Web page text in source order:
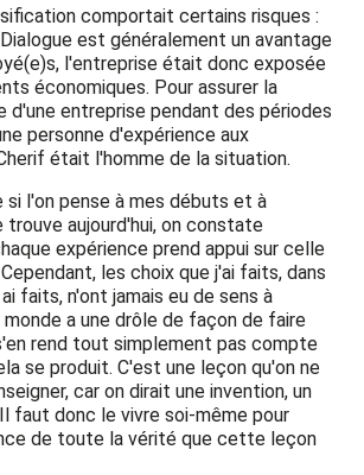
comportait certains risques :
est généralement un avantage
l'entreprise était donc exposée
économiques. Pour assurer la
d'une entreprise pendant des périodes
personne d'expérience aux
était l'homme de la situation.
si l'on pense à mes débuts et à
trouve aujourd'hui, on constate
expérience prend appui sur celle
les choix que j'ai faits, dans
faits, n'ont jamais eu de sens à
a une drôle de façon de faire
rend tout simplement pas compte
se produit. C'est une leçon qu'on ne
car on dirait une invention, un
faut donc le vivre soi-même pour
de toute la vérité que cette leçon